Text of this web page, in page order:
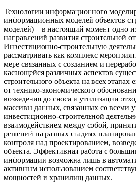
Технологии информационного
информационных моделей объектов
моделей) – в настоящий момент одно
направлений развития строительной
Инвестиционно-строительную
рассматривать как комплекс
мере связанных с созданием и
касающейся различных аспектов
строительного объекта на всех этапах
от технико-экономического
возведения до сноса и утилизации
массивы данных, связанных со всеми
инвестиционно-строительной
взаимодействием между собой,
решений на разных стадиях
контроля над проектированием,
объекта. Эффективная работа с
информации возможна лишь в
активным использованием
мощностей и хранилищ данных.